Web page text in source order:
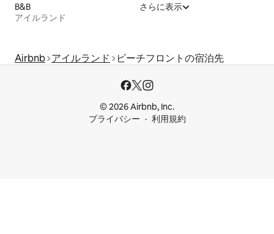
B&B
アイルランド
さらに表示
Airbnb アイルランド ビーチフロントの宿泊先
© 2026 Airbnb, Inc.
プライバシー
利用規約